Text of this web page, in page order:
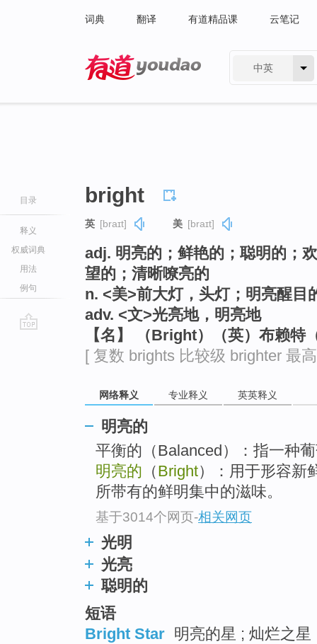
词典 翻译 有道精品课 云笔记
中英
目录
释义
权威词典
用法
例句
bright
英 [braɪt] 美 [braɪt]
adj. 明亮的；鲜艳的；聪明的；
望的；清晰嘹亮的
n. <美>前大灯，头灯；明亮醒目
adv. <文>光亮地，明亮地
【名】 （Bright）（英）布赖特
[ 复数 brights 比较级 brighter 最
网络释义 专业释义 英英释义
明亮的
平衡的（Balanced）：指一种
明亮的 （Bright）：用于形容新
所带有的鲜明集中的滋味。
基于3014个网页-相关网页
光明
光亮
聪明的
短语
Bright Star 明亮的星 ; 灿烂之星